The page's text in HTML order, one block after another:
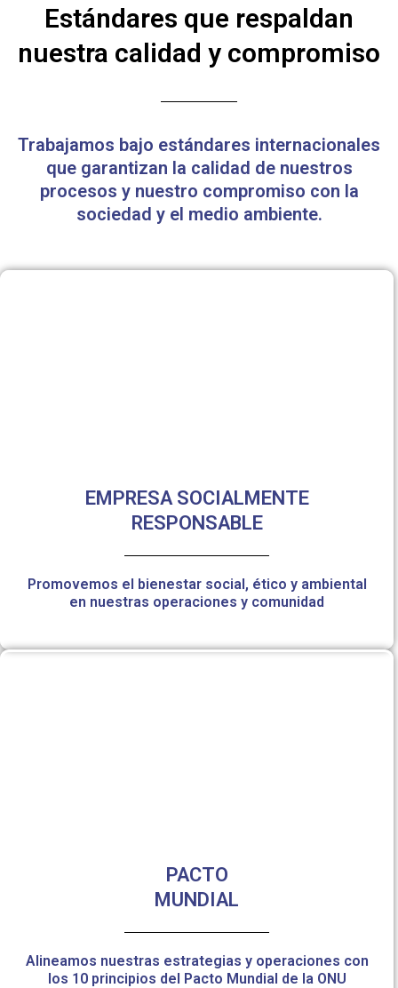
Estándares que respaldan
nuestra calidad y compromiso
Trabajamos bajo estándares internacionales
que garantizan la calidad de nuestros
procesos y nuestro compromiso con la
sociedad y el medio ambiente.
EMPRESA SOCIALMENTE
RESPONSABLE
Promovemos el bienestar social, ético y ambiental
en nuestras operaciones y comunidad
PACTO
MUNDIAL
Alineamos nuestras estrategias y operaciones con
los 10 principios del Pacto Mundial de la ONU